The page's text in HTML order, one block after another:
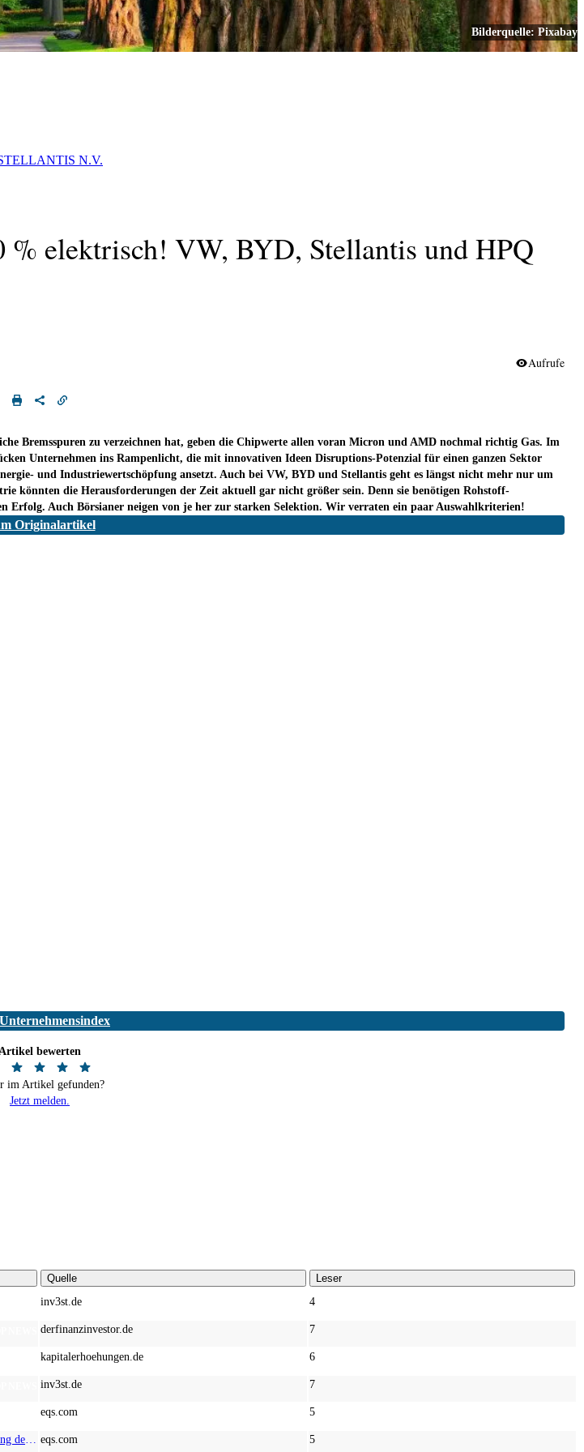
Bilderquelle: Pixabay
N.V.
elektrisch! VW, BYD, Stellantis und HPQ
Aufrufe
Bremsspuren zu verzeichnen hat, geben die Chipwerte allen voran Micron und AMD nochmal richtig Gas. Im
Unternehmen ins Rampenlicht, die mit innovativen Ideen Disruptions-Potenzial für einen ganzen Sektor
und Industriewertschöpfung ansetzt. Auch bei VW, BYD und Stellantis geht es längst nicht mehr nur um
könnten die Herausforderungen der Zeit aktuell gar nicht größer sein. Denn sie benötigen Rohstoff-
Erfolg. Auch Börsianer neigen von je her zur starken Selektion. Wir verraten ein paar Auswahlkriterien!
Originalartikel
Artikel bewerten
im Artikel gefunden?
Jetzt melden.
Quelle
Leser
inv3st.de 4
derfinanzinvestor.de 7
kapitalerhoehungen.de 6
inv3st.de 7
eqs.com 5
eqs.com 5